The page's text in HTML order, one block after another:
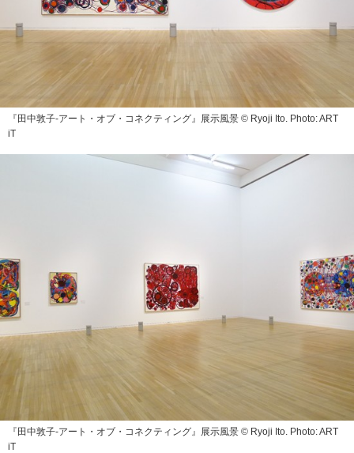
『田中敦子‐アート・オブ・コネクティング』展示風景 © Ryoji Ito. Photo: ART
iT
『田中敦子‐アート・オブ・コネクティング』展示風景 © Ryoji Ito. Photo: ART
iT